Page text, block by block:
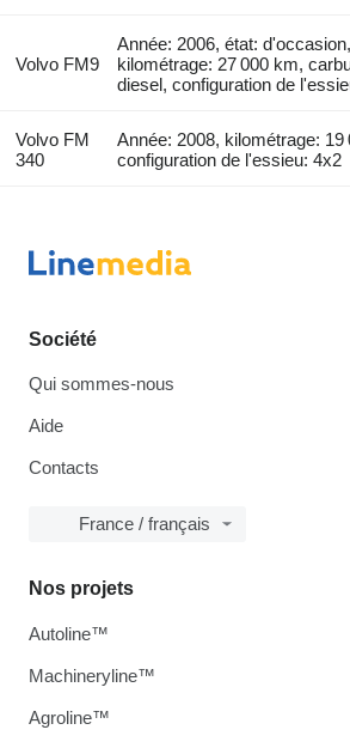
Volvo FM9
Année: 2006, état: d'occasion,
kilométrage: 27 000 km,
diesel, configuration de
Volvo FM
340
Année: 2008, kilométrage: 19
configuration de l'essieu: 4x2
Société
Qui sommes-nous
Aide
Contacts
France / français
Nos projets
Autoline™
Machineryline™
Agroline™